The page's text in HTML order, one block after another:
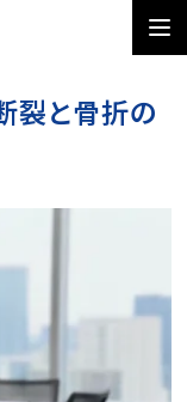
裂と骨折の